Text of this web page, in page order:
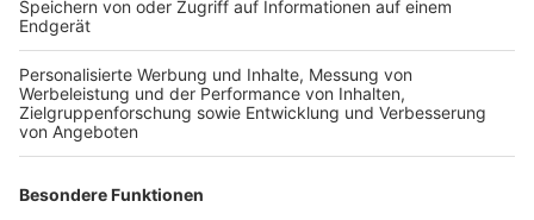
Anzeige
Weitere Themen von Rhein und Erft
Anzeige